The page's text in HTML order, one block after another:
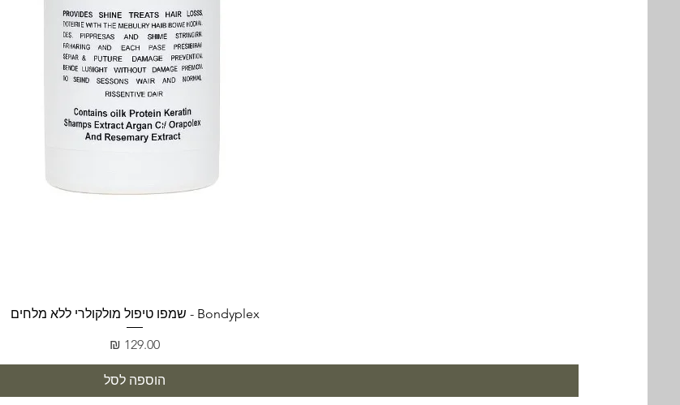
תצוגה מהירה
Bondyplex - שמפו טיפול מולקולרי ללא מלחים
מחיר
הוספה לסל